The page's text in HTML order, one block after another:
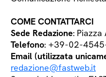
COME CONTATTARCI
Sede Redazione:
Telefono: +39-02-
Email (utilizzata
redazione@fastweb.it